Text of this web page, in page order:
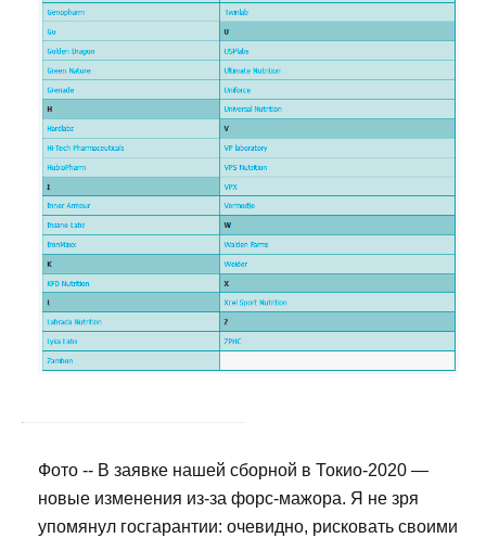
Фото -- В заявке нашей сборной в Токио-2020 —
новые изменения из-за форс-мажора. Я не зря
упомянул госгарантии: очевидно, рисковать своими